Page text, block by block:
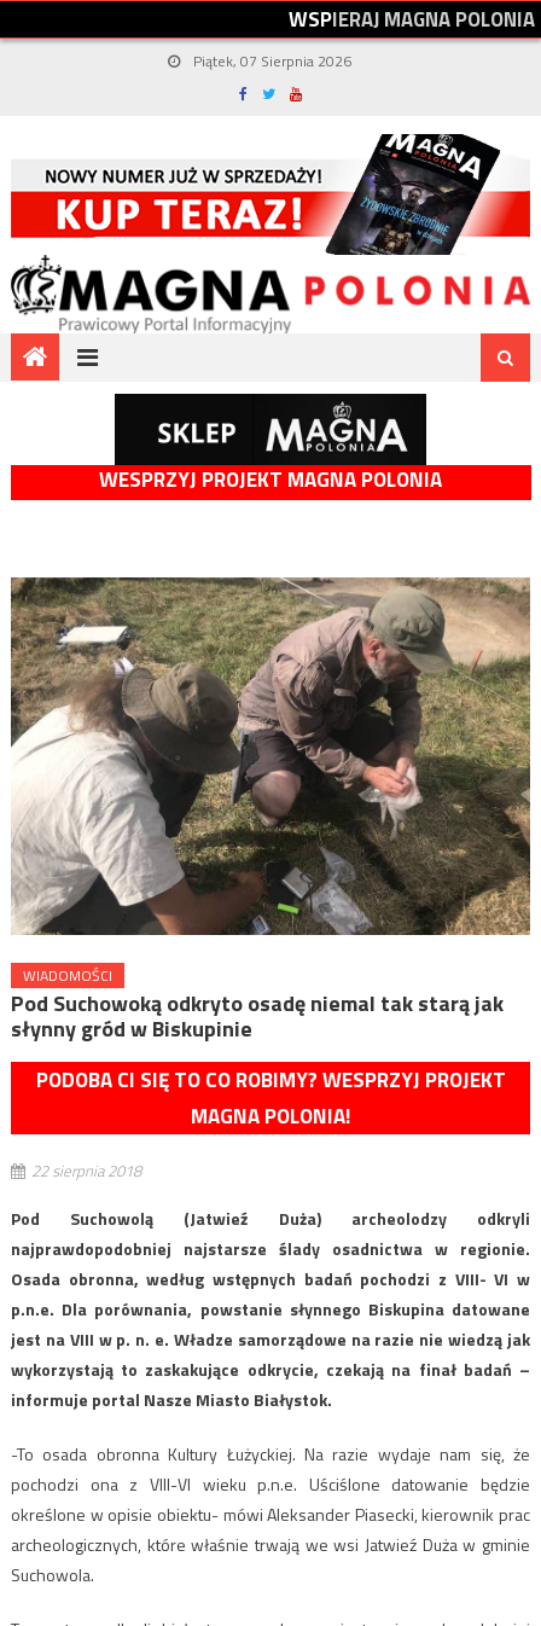
WSPIERAJMAGNAPOLONIA
Piątek, 07 Sierpnia 2026
WESPRZYJ PROJEKT MAGNA POLONIA
WIADOMOŚCI
Pod Suchowoką odkryto osadę niemal tak starą jak
słynny gród w Biskupinie
PODOBA CI SIĘ TO CO ROBIMY? WESPRZYJ PROJEKT
MAGNA POLONIA!
22 sierpnia 2018
Pod Suchowolą (Jatwieź Duża) archeolodzy odkryli
najprawdopodobniej najstarsze ślady osadnictwa w regionie.
Osada obronna, według wstępnych badań pochodzi z VIII- VI w
p.n.e. Dla porównania, powstanie słynnego Biskupina datowane
jest na VIII w p. n. e. Władze samorządowe na razie nie wiedzą jak
wykorzystają to zaskakujące odkrycie, czekają na finał badań –
informuje portal Nasze Miasto Białystok.
-To osada obronna Kultury Łużyckiej. Na razie wydaje nam się, że
pochodzi ona z VIII-VI wieku p.n.e. Uściślone datowanie będzie
określone w opisie obiektu- mówi Aleksander Piasecki, kierownik prac
archeologicznych, które właśnie trwają we wsi Jatwieź Duża w gminie
Suchowola.